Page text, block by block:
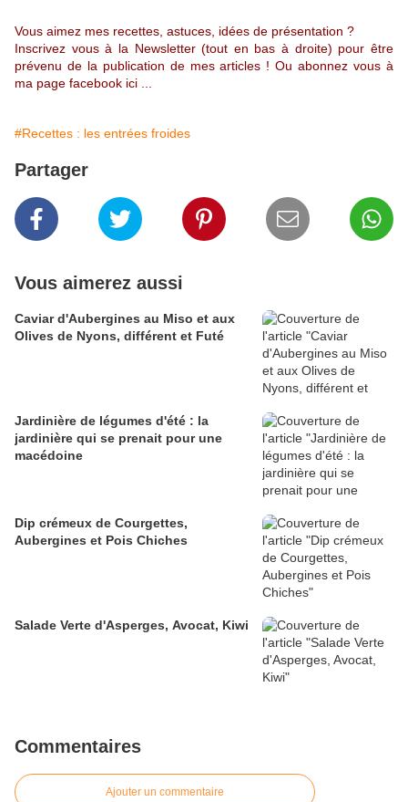
Vous aimez mes recettes, astuces, idées de présentation ?
Inscrivez vous à la Newsletter (tout en bas à droite) pour être
prévenu de la publication de mes articles ! Ou abonnez vous à
ma page facebook ici
#Recettes : les entrées froides
Partager
Vous aimerez aussi
Caviar d'Aubergines au Miso et aux
Olives de Nyons, différent et Futé
Jardinière de légumes d'été : la
jardinière qui se prenait pour une
macédoine
Dip crémeux de Courgettes,
Aubergines et Pois Chiches
Salade Verte d'Asperges, Avocat, Kiwi
Commentaires
Ajouter un commentaire